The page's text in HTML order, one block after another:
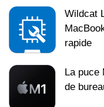
Wildcat
rapide
La puce
de